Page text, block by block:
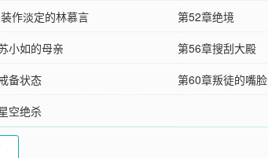
作淡定的林慕言
第52章绝境
小如的母亲
第56章搜刮大殿
备状态
第60章叛徒的嘴脸
空绝杀